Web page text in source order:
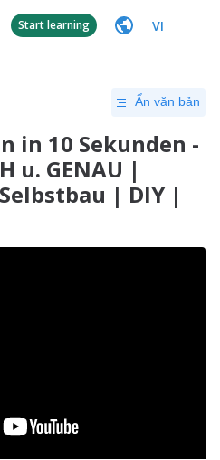
Start learning VI
Ẩn văn bản
in 10 Sekunden -
u. GENAU |
| DIY |